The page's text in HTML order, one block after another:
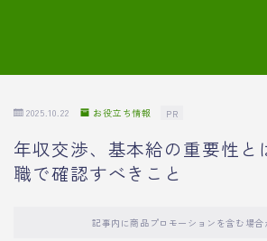
2025.10.22 お役立ち情報 PR
年収交渉、基本給の重要性と
職で確認すべきこと
記事内に商品プロモーションを含む場合